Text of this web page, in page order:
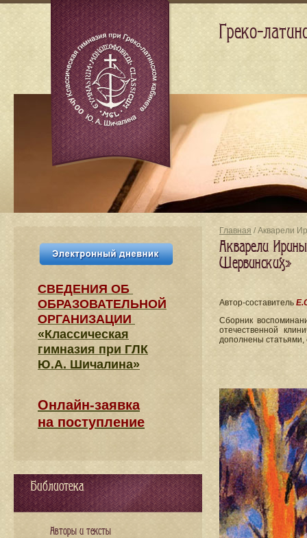
Главная / Акварели
Акварели
Шервинских»
Автор-составитель
Сборник
отечественной
дополнены
СВЕДЕНИЯ​ ОБ
ОБРАЗОВАТЕЛЬНОЙ
ОРГАНИЗАЦИИ
«Классическая
гимназия при ГЛК
Ю.А. Шичалина»
Онлайн-заявка
на поступление
Библиотека
Авторы и тексты
Греко-